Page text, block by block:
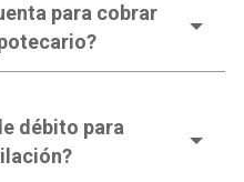
para cobrar
débito para